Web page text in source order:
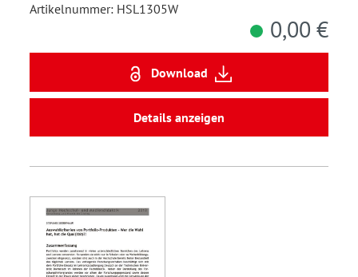
Artikelnummer: HSL1305W
0,00 €
Download
Details anzeigen